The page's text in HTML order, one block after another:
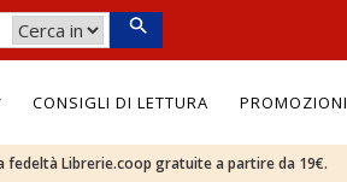
CONSIGLI DI LETTURA PROMOZIONI
fedeltà Librerie.coop gratuite a partire da 19€.